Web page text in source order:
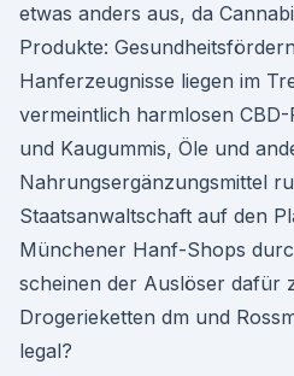
etwas anders aus, da
Produkte:
Hanferzeugnisse liegen im
vermeintlich harmlosen
und Kaugummis, Öle und
Nahrungsergänzungsmittel
Staatsanwaltschaft auf den
Münchener Hanf-Shops
scheinen der Auslöser dafür
Drogerieketten dm und
legal?